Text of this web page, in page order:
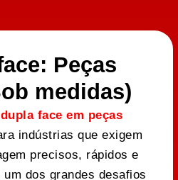
Peças
medidas)
face em peças
indústrias que exigem
precisos, rápidos e
dos grandes desafios